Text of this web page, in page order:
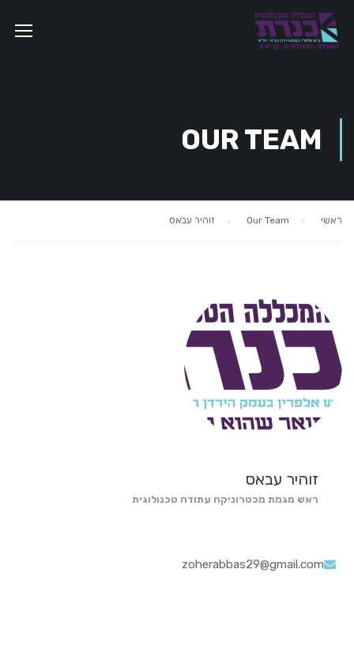
OUR TEAM
ראשי Our Team זוהיר עבאס
זוהיר עבאס
ראש מגמת מכטרוניקה עתודה טכנולוגית
zoherabbas29@gmail.com